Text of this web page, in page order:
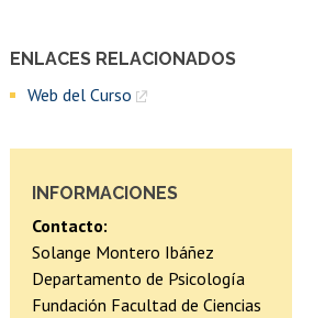
ENLACES RELACIONADOS
Web del Curso
INFORMACIONES
Contacto:
Solange Montero Ibáñez
Departamento de Psicología
Fundación Facultad de Ciencias